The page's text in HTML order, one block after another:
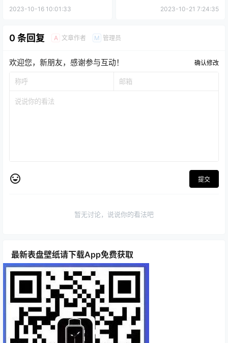
2023-10-16 10:01:33 2023-10-21 7:24:35
0 条回复 A 文章作者 M 管理员
欢迎您，新朋友，感谢参与互动！ 确认修改
提交
暂无讨论，说说你的看法吧
最新表盘壁纸请下载App免费获取